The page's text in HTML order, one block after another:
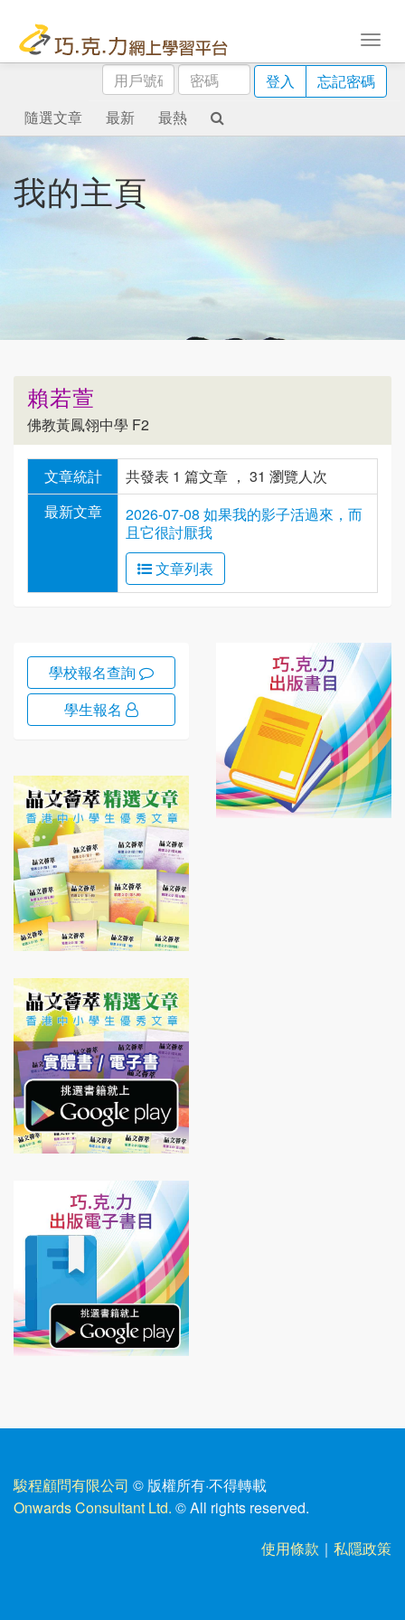
用
戶
號
碼
密
碼
登入
忘記密碼
隨選文章
最新 最熱
我的主頁
賴若萱
佛教黃鳳翎中學 F2
文章統計
共發表 1 篇文章 ， 31 瀏覽人次
最新文章
2026-07-08 如果我的影子活過來，而
且它很討厭我
文章列表
學校報名查詢
學生報名
駿程顧問有限公司 © 版權所有·不得轉載
Onwards Consultant Ltd. © All rights reserved.
使用條款 ｜ 私隱政策